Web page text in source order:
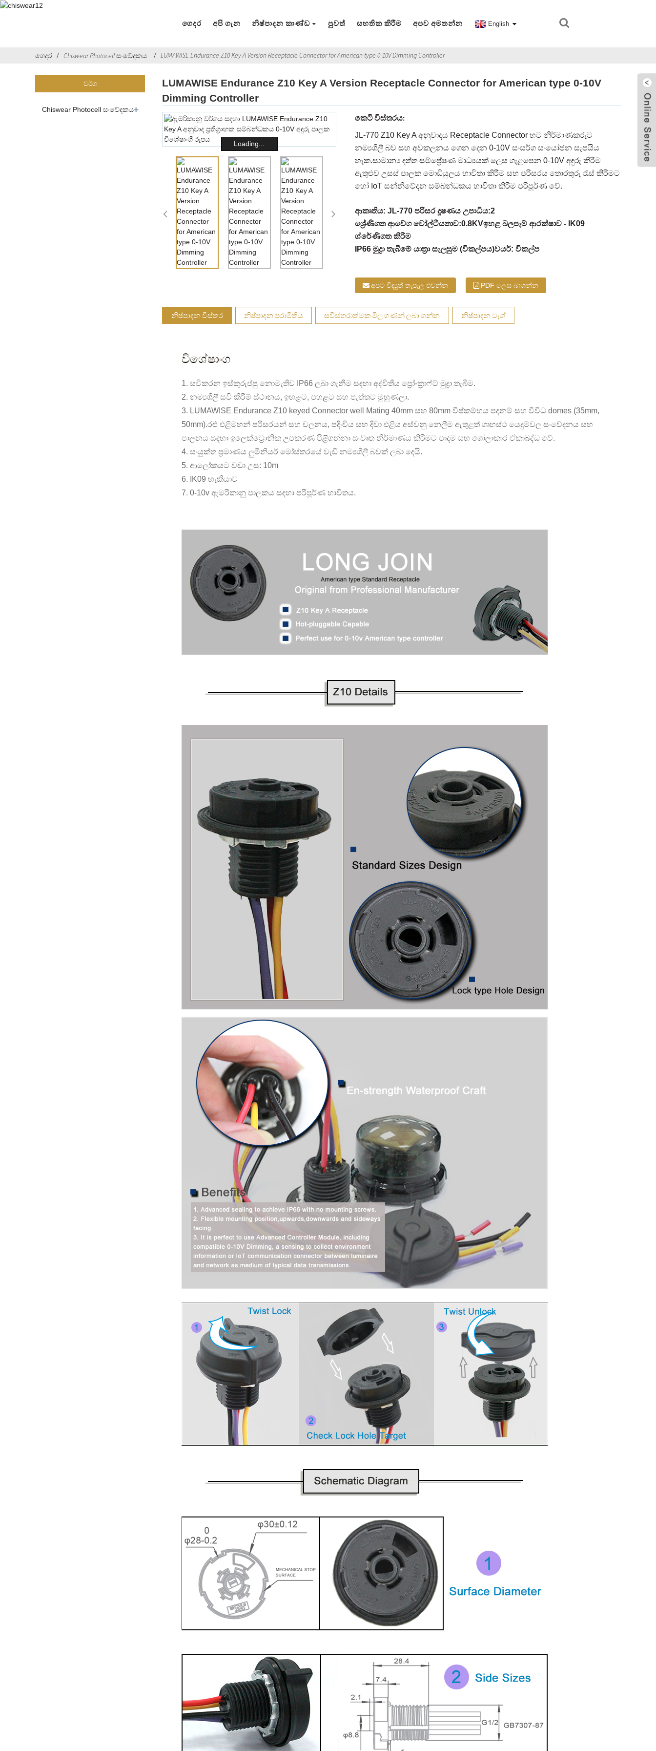
ගෙදර අපි ගැන නිෂ්පාදන කාණ්ඩ පුවත් සහතික කිරීම අපව අමතන්න English
ගෙදර Chiswear Photocell සංවේදකය LUMAWISE Endurance Z10 Key A Version Receptacle Connector for American type 0-10V Dimming Controller
වර්ග
Chiswear Photocell සංවේදකය
LUMAWISE Endurance Z10 Key A Version Receptacle Connector for American type 0-10V
Dimming Controller
Loading...
කෙටි විස්තරය:
JL-770 Z10 Key A අනුවාදය Receptacle Connector හට නිර්මාණකරුට
නම්‍යශීලී බව සහ අවකලනය ගෙන දෙන 0-10V සංසර්ග සංයෝජන සැපයිය
හැක.සාමාන්‍ය දත්ත සම්ප්‍රේෂණ මාධ්‍යයක් ලෙස ගැළපෙන 0-10V අඳුරු කිරීම
ඇතුළුව උසස් පාලක මොඩියුලය භාවිතා කිරීම සහ පරිසරය තොරතුරු රැස් කිරීමට
හෝ IoT සන්නිවේදන සම්බන්ධකය භාවිතා කිරීම පරිපූර්ණ වේ.
ආකෘතිය: JL-770 පරිසර දූෂණය උපාධිය:2
ශ්‍රේණිගත ආවේග වෝල්ටීයතාව:0.8KVඉහළ බලපෑම් ආරක්ෂාව - IK09
ශ්රේණිගත කිරීම
IP66 මුද්‍රා තැබීමේ යාත්‍රා සැලසුම (විකල්පය)වයර්: විකල්ප
අපට විද්‍යුත් තැපෑල එවන්න PDF ලෙස බාගන්න
නිෂ්පාදන විස්තර නිෂ්පාදන පරාමිතිය සවිස්තරාත්මක මිල ගණන් ලබා ගන්න නිෂ්පාදන ටැග්
විශේෂාංග
1. සවිකරන ඉස්කුරුප්පු නොමැතිව IP66 ලබා ගැනීම සඳහා අද්විතීය ප්‍රෝ-ක්‍රාෆ්ට් මුද්‍රා තැබීම.
2. නම්‍යශීලී සවි කිරීම් ස්ථානය, ඉහළට, පහළට සහ පැත්තට මුහුණලා.
3. LUMAWISE Endurance Z10 keyed Connector well Mating 40mm සහ 80mm විෂ්කම්භය පදනම් සහ විවිධ domes (35mm,
50mm).රළු එළිමහන් පරිසරයන් සහ චලනය, පදිංචිය සහ දිවා එළිය අස්වනු නෙලීම ඇතුළත් ගෘහස්ථ යෙදුම්වල සංවේදනය සහ
පාලනය සඳහා ඉලෙක්ට්‍රොනික උපකරණ පිළිගන්නා සංවෘත නිර්මාණය කිරීමට පාදම සහ ගෝලාකාර ඒකාබද්ධ වේ.
4. සංයුක්ත ප්‍රමාණය ලුමිනියර් මෝස්තරයේ වැඩි නම්‍යශීලී බවක් ලබා දෙයි.
5. ආලෝකයට වඩා උස: 10m
6. IK09 හැකියාව
7. 0-10v ඇමරිකානු පාලකය සඳහා පරිපූර්ණ භාවිතය.